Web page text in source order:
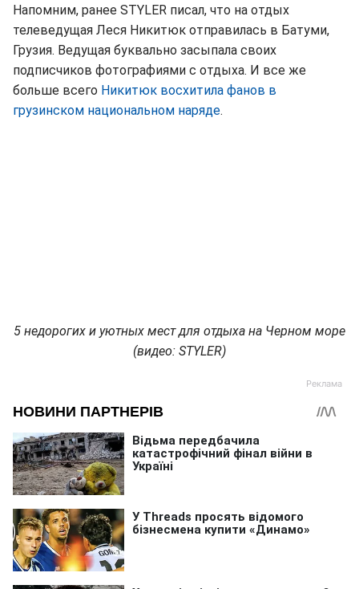
Напомним, ранее STYLER писал, что на отдых
телеведущая Леся Никитюк отправилась в Батуми,
Грузия. Ведущая буквально засыпала своих
подписчиков фотографиями с отдыха. И все же
больше всего Никитюк восхитила фанов в
грузинском национальном наряде.
5 недорогих и уютных мест для отдыха на Черном море
(видео: STYLER)